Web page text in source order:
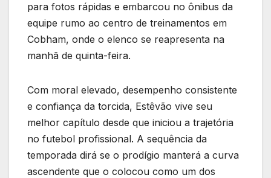
para fotos rápidas e embarcou no ônibus da
equipe rumo ao centro de treinamentos em
Cobham, onde o elenco se reapresenta na
manhã de quinta-feira.
Com moral elevado, desempenho consistente
e confiança da torcida, Estêvão vive seu
melhor capítulo desde que iniciou a trajetória
no futebol profissional. A sequência da
temporada dirá se o prodígio manterá a curva
ascendente que o colocou como um dos